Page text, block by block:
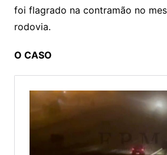
foi flagrado na contramão no
rodovia.
O CASO